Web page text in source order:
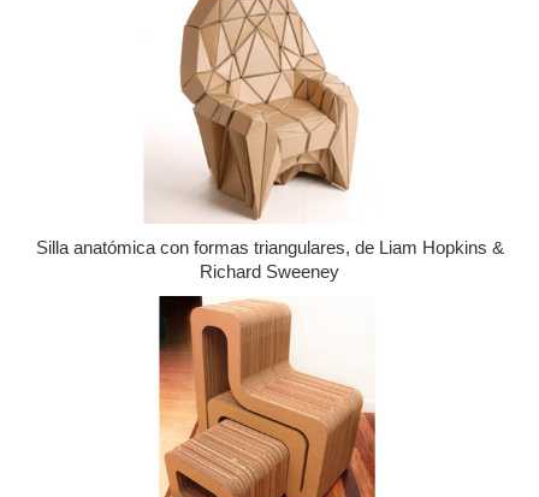
Silla anatómica con formas triangulares, de Liam Hopkins &
Richard Sweeney